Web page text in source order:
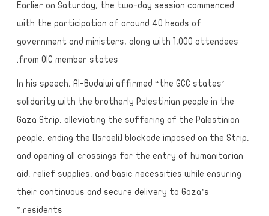
Earlier on Saturday, the two-day session commenced
with the participation of around 40 heads of
government and ministers, along with 1,000 attendees
from OIC member states.
In his speech, Al-Budaiwi affirmed “the GCC states’
solidarity with the brotherly Palestinian people in the
Gaza Strip, alleviating the suffering of the Palestinian
people, ending the [Israeli] blockade imposed on the Strip,
and opening all crossings for the entry of humanitarian
aid, relief supplies, and basic necessities while ensuring
their continuous and secure delivery to Gaza’s
residents.”